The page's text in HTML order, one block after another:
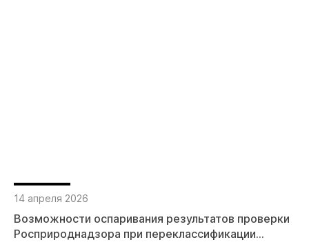
14 апреля 2026
Возможности оспаривания результатов проверки
Росприроднадзора при переклассификации